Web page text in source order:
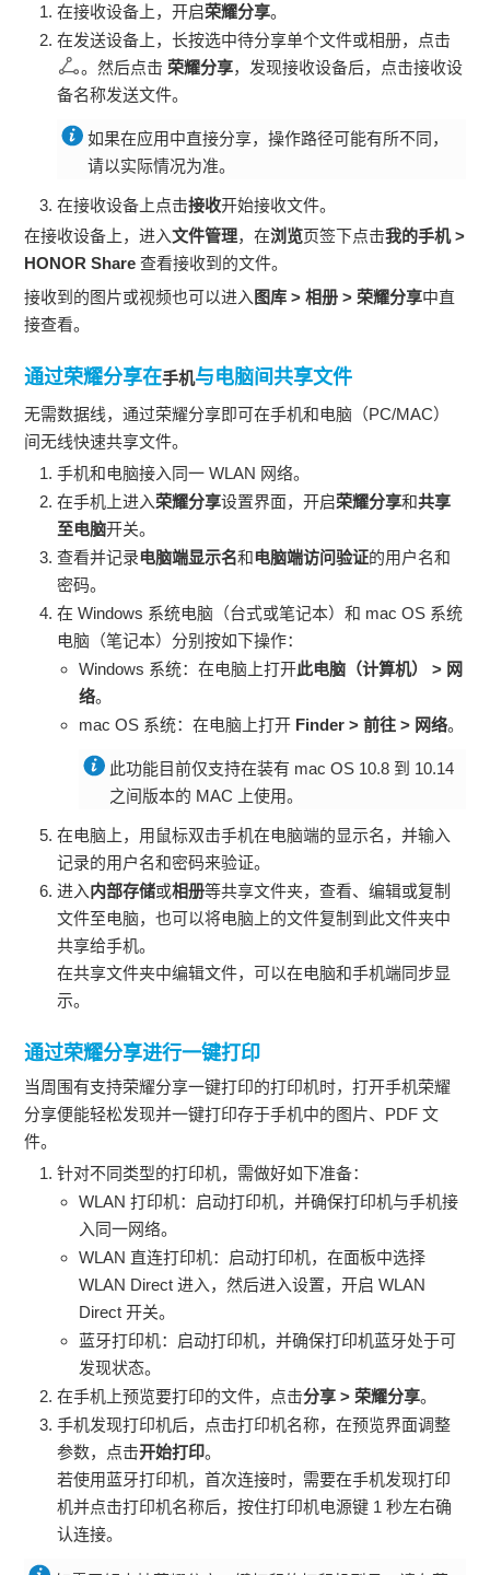
在接收设备上，开启荣耀分享。
在发送设备上，长按选中待分享单个文件或相册，点击
。然后点击 荣耀分享，发现接收设备后，点击接收设
备名称发送文件。
如果在应用中直接分享，操作路径可能有所不同，
请以实际情况为准。
在接收设备上点击接收开始接收文件。
在接收设备上，进入文件管理，在浏览页签下点击我的手机>
HONOR Share 查看接收到的文件。
接收到的图片或视频也可以进入 图库 >相册 > 荣耀分享中直
接查看。
通过荣耀分享在手机与电脑间共享文件
无需数据线，通过荣耀分享即可在手机和电脑（PC/MAC）
间无线快速共享文件。
手机和电脑接入同一WLAN 网络。
在手机 上进入荣耀分享设置界面，开启荣耀分享和共享
至电脑开关。
查看并记录电脑端显示名和电脑端访问验证的用户名和
密码。
在 Windows 系统电脑（台式或笔记本）和 mac OS 系统
电脑（笔记本）分别按如下操作：
Windows 系统：在电脑上打开此电脑（计算机） > 网
络。
mac OS 系统：在电脑上打开 Finder >前往 > 网络。
此功能目前仅支持在装有 mac OS 10.8 到 10.14
之间版本的 MAC 上使用。
在电脑上，用鼠标双击手机在电脑端的显示名，并输入
记录的用户名和密码来验证。
进入内部存储或相册等共享文件夹，查看、编辑或复制
文件至电脑，也可以将电脑上的文件复制到此文件夹中
共享给手机。
在共享文件夹中编辑文件，可以在电脑和手机端同步显
示。
通过荣耀分享进行一键打印
当周围有支持荣耀分享一键打印的打印机时，打开手机荣耀
分享便能轻松发现并一键打印存于手机中的图片、PDF 文
件。
针对不同类型的打印机，需做好如下准备：
WLAN 打印机：启动打印机，并确保打印机与手机接
入同一网络。
WLAN 直连打印机：启动打印机，在面板中选择
WLAN Direct 进入，然后进入设置，开启WLAN
Direct 开关。
蓝牙打印机：启动打印机，并确保打印机蓝牙处于可
发现状态。
在手机 上预览要打印的文件，点击分享 > 荣耀分享。
手机发现打印机后，点击打印机名称，在预览界面调整
参数，点击开始打印。
若使用蓝牙打印机，首次连接时，需要在手机发现打印
机并点击打印机名称后，按住打印机电源键 1 秒左右确
认连接。